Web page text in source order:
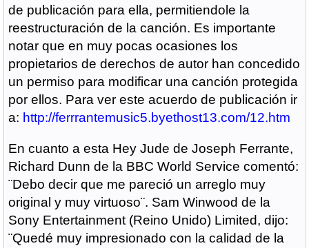
de publicación para ella, permitiendole la
reestructuración de la canción. Es importante
notar que en muy pocas ocasiones los
propietarios de derechos de autor han concedido
un permiso para modificar una canción protegida
por ellos. Para ver este acuerdo de publicación ir
a: http://ferrrantemusic5.byethost13.com/12.htm
En cuanto a esta Hey Jude de Joseph Ferrante,
Richard Dunn de la BBC World Service comentó:
¨Debo decir que me pareció un arreglo muy
original y muy virtuoso¨. Sam Winwood de la
Sony Entertainment (Reino Unido) Limited, dijo:
¨Quedé muy impresionado con la calidad de la